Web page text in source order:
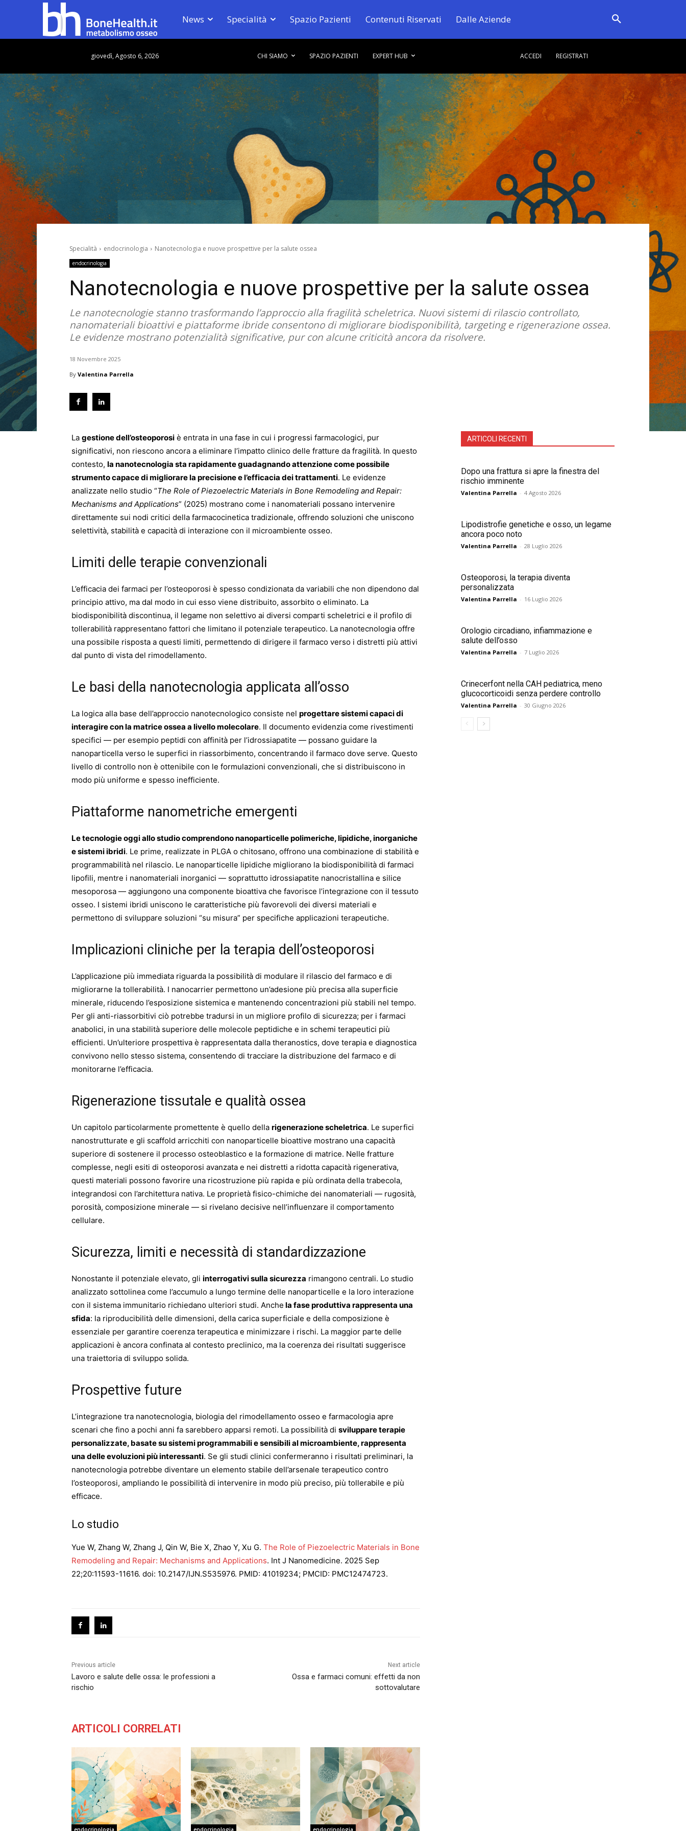
News Specialità Spazio Pazienti Contenuti Riservati Dalle Aziende
giovedì, Agosto 6, 2026 CHI SIAMO SPAZIO PAZIENTI EXPERT HUB ACCEDI REGISTRATI
Specialità endocrinologia Nanotecnologia e nuove prospettive per la salute ossea
endocrinologia
Nanotecnologia e nuove prospettive per la salute ossea
Le nanotecnologie stanno trasformando l’approccio alla fragilità scheletrica. Nuovi sistemi di rilascio controllato,
nanomateriali bioattivi e piattaforme ibride consentono di migliorare biodisponibilità, targeting e rigenerazione ossea.
Le evidenze mostrano potenzialità significative, pur con alcune criticità ancora da risolvere.
18 Novembre 2025
By Valentina Parrella
La gestione dell’osteoporosi è entrata in una fase in cui i progressi farmacologici, pur
significativi, non riescono ancora a eliminare l’impatto clinico delle fratture da fragilità. In questo
contesto, la nanotecnologia sta rapidamente guadagnando attenzione come possibile
strumento capace di migliorare la precisione e l’efficacia dei trattamenti. Le evidenze
analizzate nello studio “The Role of Piezoelectric Materials in Bone Remodeling and Repair:
Mechanisms and Applications” (2025) mostrano come i nanomateriali possano intervenire
direttamente sui nodi critici della farmacocinetica tradizionale, offrendo soluzioni che uniscono
selettività, stabilità e capacità di interazione con il microambiente osseo.
Limiti delle terapie convenzionali
L’efficacia dei farmaci per l’osteoporosi è spesso condizionata da variabili che non dipendono dal
principio attivo, ma dal modo in cui esso viene distribuito, assorbito o eliminato. La
biodisponibilità discontinua, il legame non selettivo ai diversi comparti scheletrici e il profilo di
tollerabilità rappresentano fattori che limitano il potenziale terapeutico. La nanotecnologia offre
una possibile risposta a questi limiti, permettendo di dirigere il farmaco verso i distretti più attivi
dal punto di vista del rimodellamento.
Le basi della nanotecnologia applicata all’osso
La logica alla base dell’approccio nanotecnologico consiste nel progettare sistemi capaci di
interagire con la matrice ossea a livello molecolare. Il documento evidenzia come rivestimenti
specifici — per esempio peptidi con affinità per l’idrossiapatite — possano guidare la
nanoparticella verso le superfici in riassorbimento, concentrando il farmaco dove serve. Questo
livello di controllo non è ottenibile con le formulazioni convenzionali, che si distribuiscono in
modo più uniforme e spesso inefficiente.
Piattaforme nanometriche emergenti
Le tecnologie oggi allo studio comprendono nanoparticelle polimeriche, lipidiche, inorganiche
e sistemi ibridi. Le prime, realizzate in PLGA o chitosano, offrono una combinazione di stabilità e
programmabilità nel rilascio. Le nanoparticelle lipidiche migliorano la biodisponibilità di farmaci
lipofili, mentre i nanomateriali inorganici — soprattutto idrossiapatite nanocristallina e silice
mesoporosa — aggiungono una componente bioattiva che favorisce l’integrazione con il tessuto
osseo. I sistemi ibridi uniscono le caratteristiche più favorevoli dei diversi materiali e
permettono di sviluppare soluzioni “su misura” per specifiche applicazioni terapeutiche.
Implicazioni cliniche per la terapia dell’osteoporosi
L’applicazione più immediata riguarda la possibilità di modulare il rilascio del farmaco e di
migliorarne la tollerabilità. I nanocarrier permettono un’adesione più precisa alla superficie
minerale, riducendo l’esposizione sistemica e mantenendo concentrazioni più stabili nel tempo.
Per gli anti-riassorbitivi ciò potrebbe tradursi in un migliore profilo di sicurezza; per i farmaci
anabolici, in una stabilità superiore delle molecole peptidiche e in schemi terapeutici più
efficienti. Un’ulteriore prospettiva è rappresentata dalla theranostics, dove terapia e diagnostica
convivono nello stesso sistema, consentendo di tracciare la distribuzione del farmaco e di
monitorarne l’efficacia.
Rigenerazione tissutale e qualità ossea
Un capitolo particolarmente promettente è quello della rigenerazione scheletrica. Le superfici
nanostrutturate e gli scaffold arricchiti con nanoparticelle bioattive mostrano una capacità
superiore di sostenere il processo osteoblastico e la formazione di matrice. Nelle fratture
complesse, negli esiti di osteoporosi avanzata e nei distretti a ridotta capacità rigenerativa,
questi materiali possono favorire una ricostruzione più rapida e più ordinata della trabecola,
integrandosi con l’architettura nativa. Le proprietà fisico-chimiche dei nanomateriali — rugosità,
porosità, composizione minerale — si rivelano decisive nell’influenzare il comportamento
cellulare.
Sicurezza, limiti e necessità di standardizzazione
Nonostante il potenziale elevato, gli interrogativi sulla sicurezza rimangono centrali. Lo studio
analizzato sottolinea come l’accumulo a lungo termine delle nanoparticelle e la loro interazione
con il sistema immunitario richiedano ulteriori studi. Anche la fase produttiva rappresenta una
sfida: la riproducibilità delle dimensioni, della carica superficiale e della composizione è
essenziale per garantire coerenza terapeutica e minimizzare i rischi. La maggior parte delle
applicazioni è ancora confinata al contesto preclinico, ma la coerenza dei risultati suggerisce
una traiettoria di sviluppo solida.
Prospettive future
L’integrazione tra nanotecnologia, biologia del rimodellamento osseo e farmacologia apre
scenari che fino a pochi anni fa sarebbero apparsi remoti. La possibilità di sviluppare terapie
personalizzate, basate su sistemi programmabili e sensibili al microambiente, rappresenta
una delle evoluzioni più interessanti. Se gli studi clinici confermeranno i risultati preliminari, la
nanotecnologia potrebbe diventare un elemento stabile dell’arsenale terapeutico contro
l’osteoporosi, ampliando le possibilità di intervenire in modo più preciso, più tollerabile e più
efficace.
Lo studio
Yue W, Zhang W, Zhang J, Qin W, Bie X, Zhao Y, Xu G. The Role of Piezoelectric Materials in Bone
Remodeling and Repair: Mechanisms and Applications. Int J Nanomedicine. 2025 Sep
22;20:11593-11616. doi: 10.2147/IJN.S535976. PMID: 41019234; PMCID: PMC12474723.
Previous article
Lavoro e salute delle ossa: le professioni a
rischio
Next article
Ossa e farmaci comuni: effetti da non
sottovalutare
ARTICOLI RECENTI
Dopo una frattura si apre la finestra del
rischio imminente
Valentina Parrella - 4 Agosto 2026
Lipodistrofie genetiche e osso, un legame
ancora poco noto
Valentina Parrella - 28 Luglio 2026
Osteoporosi, la terapia diventa
personalizzata
Valentina Parrella - 16 Luglio 2026
Orologio circadiano, infiammazione e
salute dell’osso
Valentina Parrella - 7 Luglio 2026
Crinecerfont nella CAH pediatrica, meno
glucocorticoidi senza perdere controllo
Valentina Parrella - 30 Giugno 2026
ARTICOLI CORRELATI